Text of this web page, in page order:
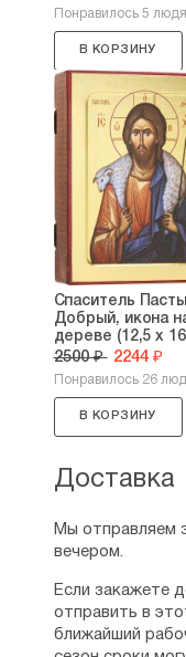
Понравилось 5
В КОРЗИНУ
Спаситель
Добрый, икона
дереве (12,5 х
2500 ₽ 2244 ₽
Понравилось 26
В КОРЗИНУ
Доставка
Мы отправляем
вечером.
Если закажете
отправить в
ближайший